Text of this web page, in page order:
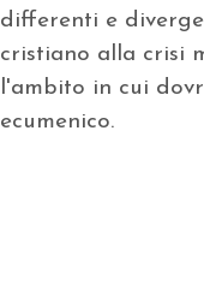
differenti e
cristiano alla crisi
l'ambito in cui
ecumenico.